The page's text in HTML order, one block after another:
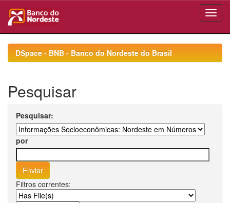
navigationDSpace - BNB - Banco do Nordeste do Brasil
Pesquisar
Pesquisar:
por
Filtros correntes: